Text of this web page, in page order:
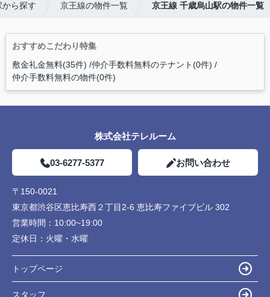
ら探す 京王線の物件一覧 京王線 千歳烏山駅の物件一覧
おすすめこだわり特集
敷金礼金無料(35件) 仲介手数料無料のテナント(0件)
仲介手数料無料の物件(0件)
株式会社テレルーム
03-6277-5377 お問い合わせ
〒150-0021
東京都渋谷区恵比寿西２丁目2-6 恵比寿ファイブビル 302
営業時間： 10:00~19:00
定休日： 火曜・水曜
トップページ
スタッフ